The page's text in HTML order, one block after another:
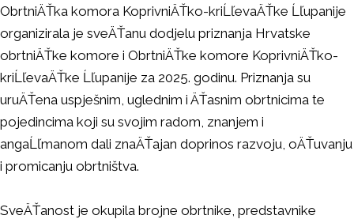
ObrtniÄŤka komora KoprivniÄŤko-kriĹľevaÄŤke Ĺľupanije
organizirala je sveÄŤanu dodjelu priznanja Hrvatske
obrtniÄŤke komore i ObrtniÄŤke komore KoprivniÄŤko-
kriĹľevaÄŤke Ĺľupanije za 2025. godinu. Priznanja su
uruÄŤena uspješnim, uglednim i ÄŤasnim obrtnicima te
pojedincima koji su svojim radom, znanjem i
angaĹľmanom dali znaÄŤajan doprinos razvoju, oÄŤuvanju
i promicanju obrtništva.
SveÄŤanost je okupila brojne obrtnike, predstavnike